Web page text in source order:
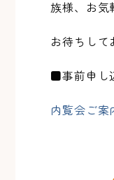
族様、お気
お待ちして
■事前申し
内覧会ご